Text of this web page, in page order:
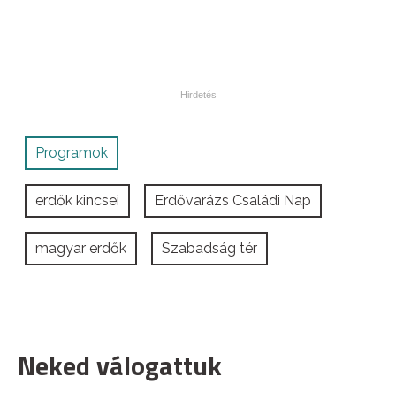
Programok
erdők kincsei Erdővarázs Családi Nap
magyar erdők Szabadság tér
Neked válogattuk